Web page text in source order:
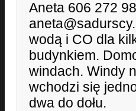
Aneta 606 272
wodą i CO dla
budynkiem.
windach. Windy
wchodzi się
dwa do dołu.